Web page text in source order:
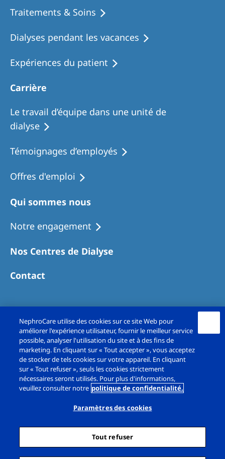
Traitements & Soins
Dialyses pendant les vacances
Expériences du patient
Carrière
Le travail d’équipe dans une unité de
dialyse
Témoignages d’employés
Offres d'emploi
Qui sommes nous
Notre engagement
Nos Centres de Dialyse
Contact
Copyright© Fresenius Medical Care France SAS
2026. All rights reserved.
Mentions légales
Politique de confidentialité
Cookie Déclaration
NephroCare utilise des cookies sur ce site Web pour
améliorer l'expérience utilisateur, fournir le meilleur service
possible, analyser l'utilisation du site et à des fins de
marketing. En cliquant sur « Tout accepter », vous acceptez
de stocker de tels cookies sur votre appareil. En cliquant
sur « Tout refuser », seuls les cookies strictement
nécessaires seront utilisés. Pour plus d'informations,
veuillez consulter notre politique de confidentialité.
Paramètres des cookies
Tout refuser